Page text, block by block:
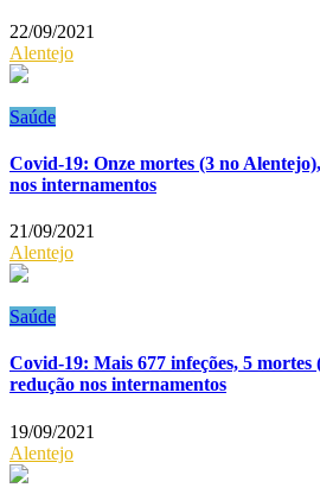
22/09/2021
Alentejo
Saúde
Covid-19: Onze mortes (3 no
nos internamentos
21/09/2021
Alentejo
Saúde
Covid-19: Mais 677 infeções, 5
redução nos internamentos
19/09/2021
Alentejo